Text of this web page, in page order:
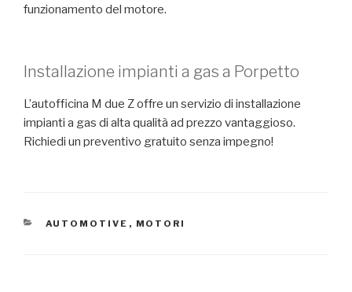
funzionamento del motore.
Installazione impianti a gas a Porpetto
L’autofficina M due Z offre un servizio di installazione
impianti a gas di alta qualità ad prezzo vantaggioso.
Richiedi un preventivo gratuito senza impegno!
CATEGORIE
AUTOMOTIVE , MOTORI